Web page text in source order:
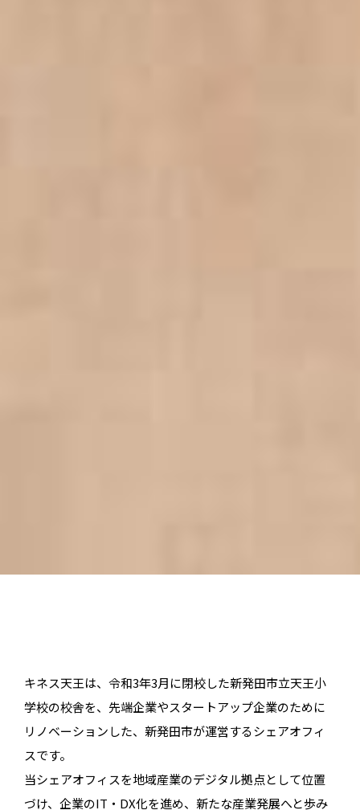
キネス天王は、令和3年3月に閉校した新発田市立天王小
学校の校舎を、先端企業やスタートアップ企業のために
リノベーションした、新発田市が運営するシェアオフィ
スです。
当シェアオフィスを地域産業のデジタル拠点として位置
づけ、企業のIT・DX化を進め、新たな産業発展へと歩み